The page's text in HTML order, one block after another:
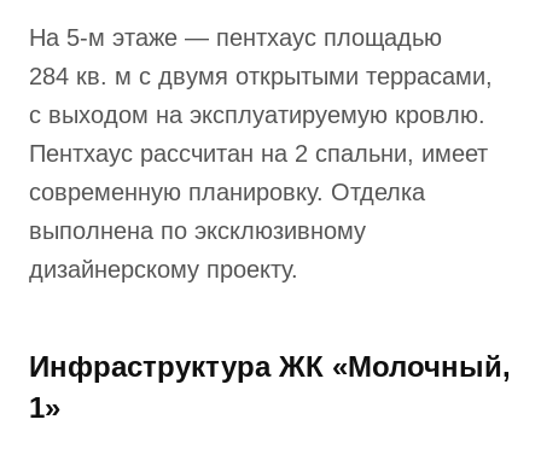
На 5-м этаже — пентхаус площадью
284 кв. м с двумя открытыми террасами,
с выходом на эксплуатируемую кровлю.
Пентхаус рассчитан на 2 спальни, имеет
современную планировку. Отделка
выполнена по эксклюзивному
дизайнерскому проекту.
Инфраструктура ЖК «Молочный,
1»